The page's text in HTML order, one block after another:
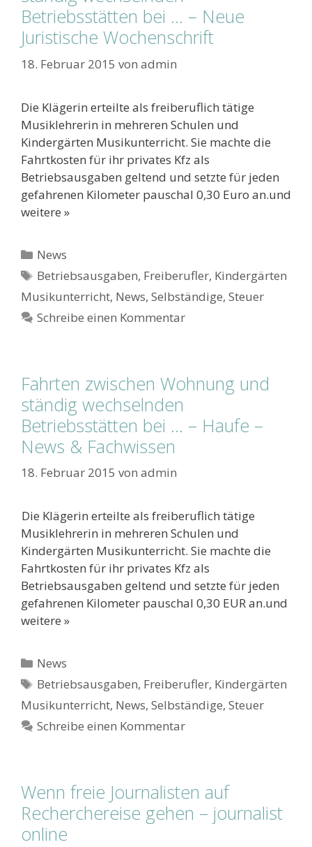
Betriebsstätten bei … – Neue
Juristische Wochenschrift
18. Februar 2015 von admin
Die Klägerin erteilte als freiberuflich tätige
Musiklehrerin in mehreren Schulen und
Kindergärten Musikunterricht. Sie machte die
Fahrtkosten für ihr privates Kfz als
Betriebsausgaben geltend und setzte für jeden
gefahrenen Kilometer pauschal 0,30 Euro an.und
weitere »
Kategorien
News
Schlagwörter
Betriebsausgaben, Freiberufler, Kindergärten
Musikunterricht, News, Selbständige, Steuer
Schreibe einen Kommentar
Fahrten zwischen Wohnung und
ständig wechselnden
Betriebsstätten bei … – Haufe –
News & Fachwissen
18. Februar 2015 von admin
Die Klägerin erteilte als freiberuflich tätige
Musiklehrerin in mehreren Schulen und
Kindergärten Musikunterricht. Sie machte die
Fahrtkosten für ihr privates Kfz als
Betriebsausgaben geltend und setzte für jeden
gefahrenen Kilometer pauschal 0,30 EUR an.und
weitere »
Kategorien
News
Schlagwörter
Betriebsausgaben, Freiberufler, Kindergärten
Musikunterricht, News, Selbständige, Steuer
Schreibe einen Kommentar
Wenn freie Journalisten auf
Recherchereise gehen – journalist
online